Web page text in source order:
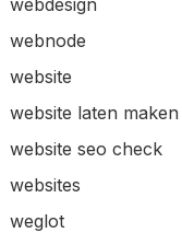
webdesign
webnode
website
website laten maken
website seo check
websites
weglot